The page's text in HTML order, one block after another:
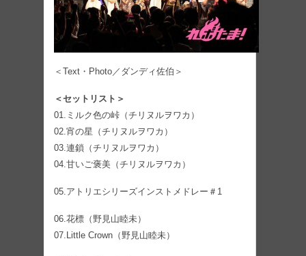
＜Text・Photo／ダンディ佐伯＞
＜セットリスト＞
01.ミルク色の峠（チリヌルヲワカ）
02.宵の星（チリヌルヲワカ）
03.連鎖（チリヌルヲワカ）
04.甘いご褒美（チリヌルヲワカ）
05.アトリエシリーズインストメドレー＃1
06.花標（野見山睦未）
07.Little Crown（野見山睦未）